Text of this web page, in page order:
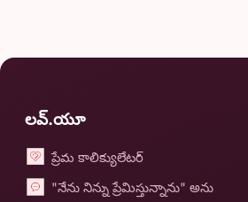
లవ్.యూ
ప్రేమ కాలిక్యులేటర్
"నేను నిన్ను ప్రేమిస్తున్నాను" అను